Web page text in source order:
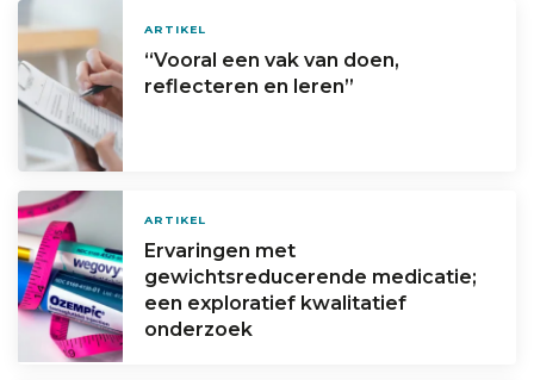
ARTIKEL
“Vooral een vak van doen,
reflecteren en leren”
ARTIKEL
Ervaringen met
gewichtsreducerende medicatie;
een exploratief kwalitatief
onderzoek